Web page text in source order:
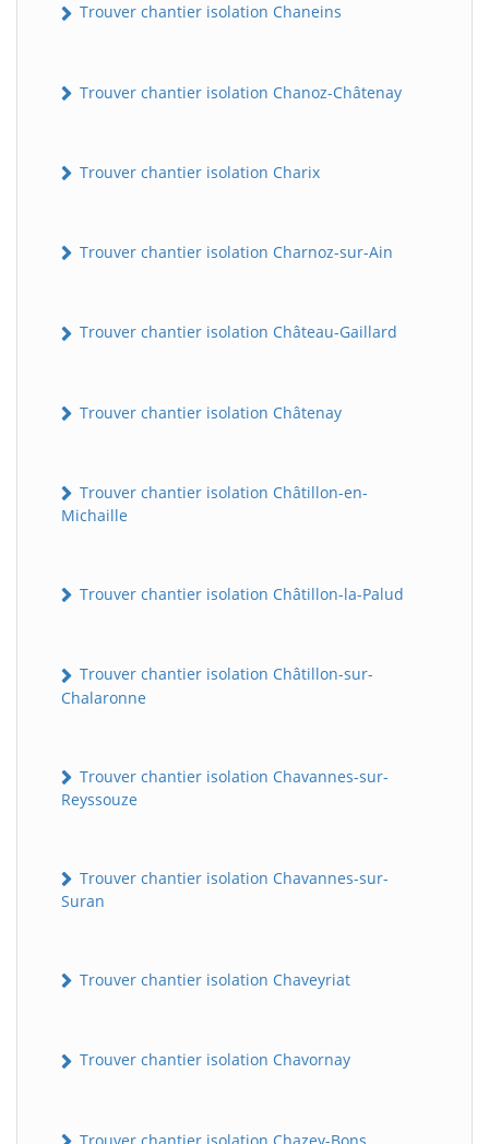
Trouver chantier isolation Chaneins
Trouver chantier isolation Chanoz-Châtenay
Trouver chantier isolation Charix
Trouver chantier isolation Charnoz-sur-Ain
Trouver chantier isolation Château-Gaillard
Trouver chantier isolation Châtenay
Trouver chantier isolation Châtillon-en-
Michaille
Trouver chantier isolation Châtillon-la-Palud
Trouver chantier isolation Châtillon-sur-
Chalaronne
Trouver chantier isolation Chavannes-sur-
Reyssouze
Trouver chantier isolation Chavannes-sur-
Suran
Trouver chantier isolation Chaveyriat
Trouver chantier isolation Chavornay
Trouver chantier isolation Chazey-Bons